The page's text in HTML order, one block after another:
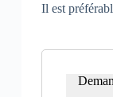
Il est